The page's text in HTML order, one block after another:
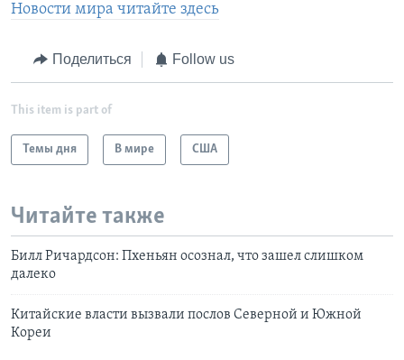
Новости мира читайте здесь
Поделиться Follow us
This item is part of
Темы дня В мире США
Читайте также
Билл Ричардсон: Пхеньян осознал, что зашел слишком
далеко
Китайские власти вызвали послов Северной и Южной
Кореи